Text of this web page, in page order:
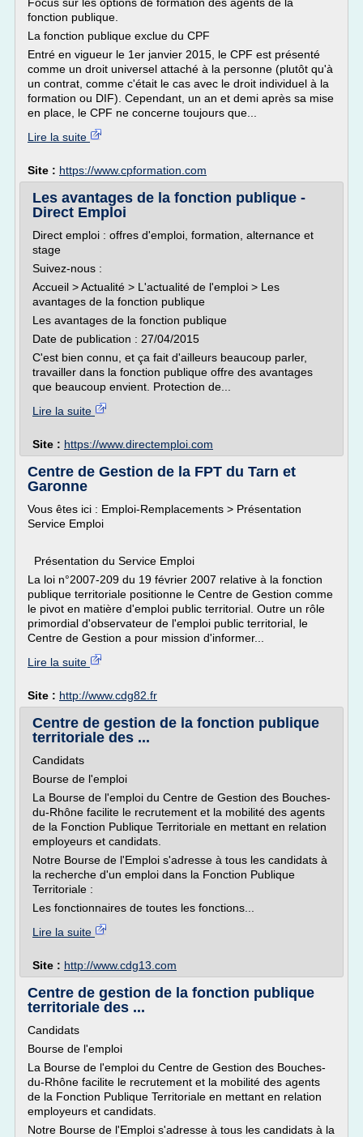
fonction publique.
La fonction publique exclue du CPF
Entré en vigueur le 1er janvier 2015, le CPF est présenté
comme un droit universel attaché à la personne (plutôt qu'à
un contrat, comme c'était le cas avec le droit individuel à la
formation ou DIF). Cependant, un an et demi après sa mise
en place, le CPF ne concerne toujours que...
Lire la suite
Site : https://www.cpformation.com
Les avantages de la fonction publique -
Direct Emploi
Direct emploi : offres d'emploi, formation, alternance et
stage
Suivez-nous :
Accueil > Actualité > L'actualité de l'emploi > Les
avantages de la fonction publique
Les avantages de la fonction publique
Date de publication : 27/04/2015
C'est bien connu, et ça fait d'ailleurs beaucoup parler,
travailler dans la fonction publique offre des avantages
que beaucoup envient. Protection de...
Lire la suite
Site : https://www.directemploi.com
Centre de Gestion de la FPT du Tarn et
Garonne
Vous êtes ici : Emploi-Remplacements > Présentation
Service Emploi
Présentation du Service Emploi
La loi n°2007-209 du 19 février 2007 relative à la fonction
publique territoriale positionne le Centre de Gestion comme
le pivot en matière d'emploi public territorial. Outre un rôle
primordial d'observateur de l'emploi public territorial, le
Centre de Gestion a pour mission d'informer...
Lire la suite
Site : http://www.cdg82.fr
Centre de gestion de la fonction publique
territoriale des ...
Candidats
Bourse de l'emploi
La Bourse de l'emploi du Centre de Gestion des Bouches-
du-Rhône facilite le recrutement et la mobilité des agents
de la Fonction Publique Territoriale en mettant en relation
employeurs et candidats.
Notre Bourse de l'Emploi s'adresse à tous les candidats à
la recherche d'un emploi dans la Fonction Publique
Territoriale :
Les fonctionnaires de toutes les fonctions...
Lire la suite
Site : http://www.cdg13.com
Centre de gestion de la fonction publique
territoriale des ...
Candidats
Bourse de l'emploi
La Bourse de l'emploi du Centre de Gestion des Bouches-
du-Rhône facilite le recrutement et la mobilité des agents
de la Fonction Publique Territoriale en mettant en relation
employeurs et candidats.
Notre Bourse de l'Emploi s'adresse à tous les candidats à la